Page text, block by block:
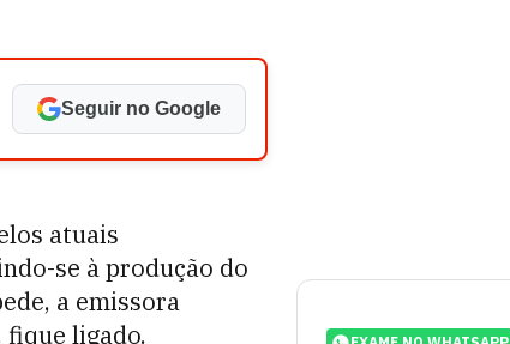
Seguir no Google
atuais
se à produção do
a emissora
fique ligado.